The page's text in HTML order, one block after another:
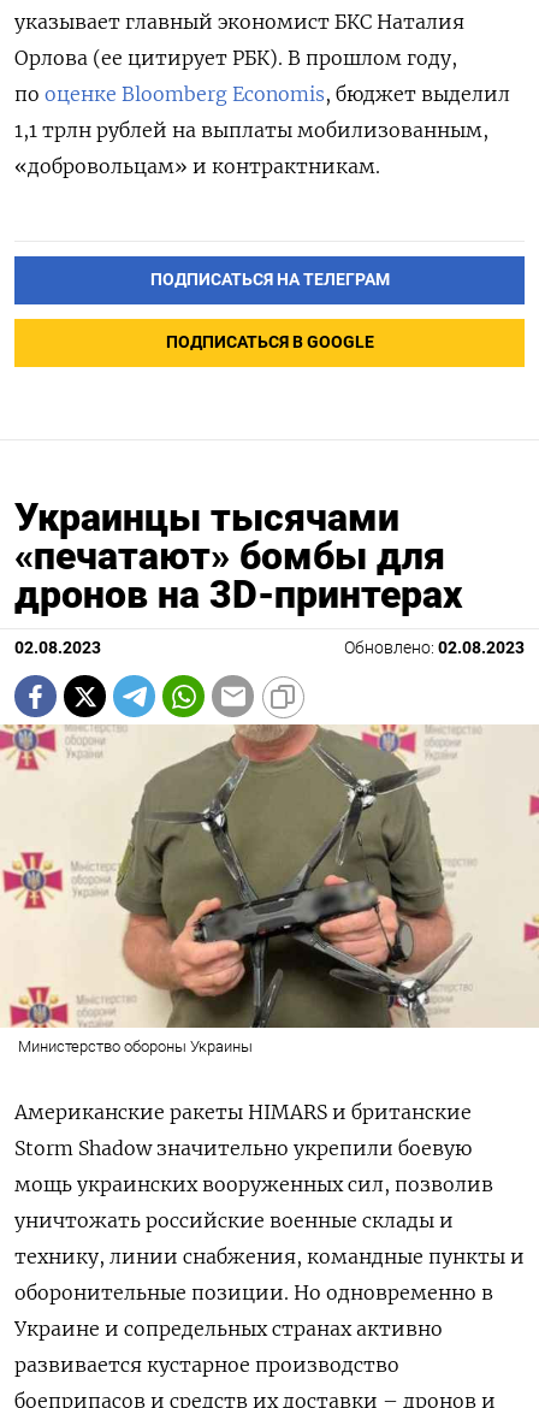
указывает главный экономист БКС Наталия
Орлова (ее цитирует РБК). В прошлом году,
по оценке Bloomberg Economis, бюджет выделил
1,1 трлн рублей на выплаты мобилизованным,
«добровольцам» и контрактникам.
ПОДПИСАТЬСЯ НА ТЕЛЕГРАМ
ПОДПИСАТЬСЯ В GOOGLE
Украинцы тысячами
«печатают» бомбы для
дронов на 3D-принтерах
02.08.2023 Обновлено: 02.08.2023
Министерство обороны Украины
Американские ракеты HIMARS и британские
Storm Shadow значительно укрепили боевую
мощь украинских вооруженных сил, позволив
уничтожать российские военные склады и
технику, линии снабжения, командные пункты и
оборонительные позиции. Но одновременно в
Украине и сопредельных странах активно
развивается кустарное производство
боеприпасов и средств их доставки – дронов и